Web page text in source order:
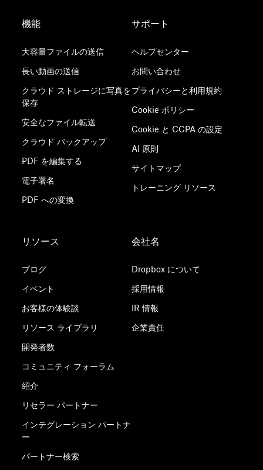
機能
大容量ファイルの送信
長い動画の送信
クラウド ストレージに写真を
保存
安全なファイル転送
クラウド バックアップ
PDF を編集する
電子署名
PDF への変換
サポート
ヘルプセンター
お問い合わせ
プライバシーと利用規約
Cookie ポリシー
Cookie と CCPA の設定
AI 原則
サイトマップ
トレーニング リソース
リソース
ブログ
イベント
お客様の体験談
リソース ライブラリ
開発者数
コミュニティ フォーラム
紹介
リセラー パートナー
インテグレーション パートナ
ー
パートナー検索
会社名
Dropbox について
採用情報
IR 情報
企業責任